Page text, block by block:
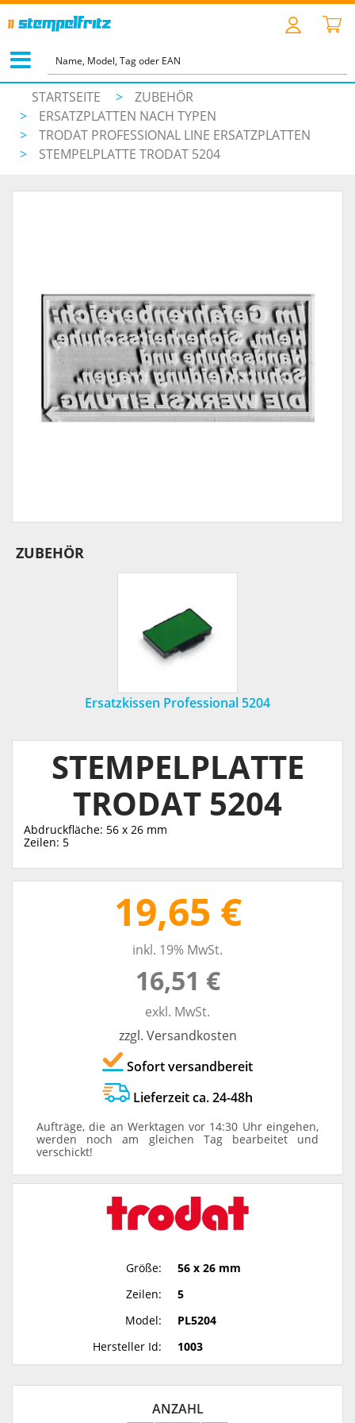
STARTSEITE >
ZUBEHÖR
>
ERSATZPLATTEN NACH TYPEN
>
TRODAT PROFESSIONAL LINE ERSATZPLATTEN
>
STEMPELPLATTE TRODAT 5204
ZUBEHÖR
Ersatzkissen Professional 5204
STEMPELPLATTE
TRODAT 5204
Abdruckfläche: 56 x 26 mm
Zeilen: 5
19,65 €
inkl. 19% MwSt.
16,51 €
exkl. MwSt.
zzgl. Versandkosten
Sofort versandbereit
Lieferzeit ca. 24-48h
Aufträge, die an Werktagen vor 14:30 Uhr eingehen,
werden noch am gleichen Tag bearbeitet und
verschickt!
Größe:
56 x 26 mm
Zeilen:
5
Model:
PL5204
Hersteller Id:
1003
ANZAHL